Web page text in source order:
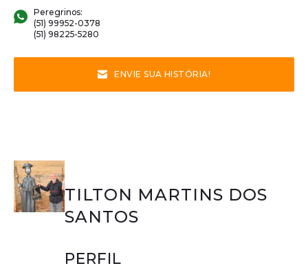
Peregrinos:
(51) 99952-0378
(51) 98225-5280
ENVIE SUA HISTÓRIA!
TILTON MARTINS DOS
SANTOS
PERFIL